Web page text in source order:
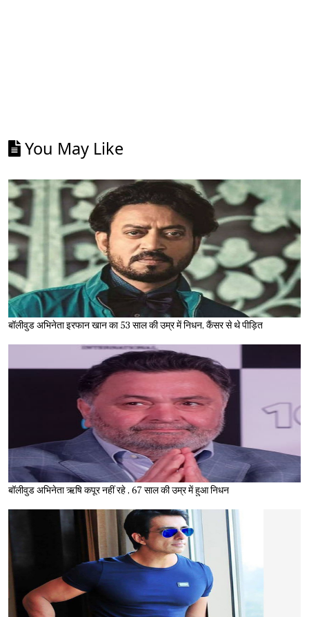
You May Like
बॉलीवुड अभिनेता इरफान खान का 53 साल की उम्र में निधन, कैंसर से थे पीड़ित
बॉलीवुड अभिनेता ऋषि कपूर नहीं रहे , 67 साल की उम्र में हुआ निधन